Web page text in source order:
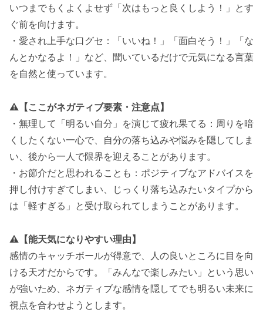
いつまでもくよくよせず「次はもっと良くしよう！」とす
ぐ前を向けます。
・愛され上手な口グセ：「いいね！」「面白そう！」「な
んとかなるよ！」など、聞いているだけで元気になる言葉
を自然と使っています。
⚠️【ここがネガティブ要素・注意点】
・無理して「明るい自分」を演じて疲れ果てる：周りを暗
くしたくない一心で、自分の落ち込みや悩みを隠してしま
い、後から一人で限界を迎えることがあります。
・お節介だと思われることも：ポジティブなアドバイスを
押し付けすぎてしまい、じっくり落ち込みたいタイプから
は「軽すぎる」と受け取られてしまうことがあります。
⚠️ 【能天気になりやすい理由】
感情のキャッチボールが得意で、人の良いところに目を向
ける天才だからです。「みんなで楽しみたい」という思い
が強いため、ネガティブな感情を隠してでも明るい未来に
視点を合わせようとします。